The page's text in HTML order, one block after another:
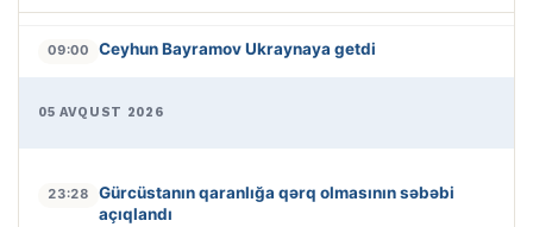
09:00 Ceyhun Bayramov Ukraynaya getdi
05 AVQUST 2026
23:28
Gürcüstanın qaranlığa qərq olmasının səbəbi
açıqlandı